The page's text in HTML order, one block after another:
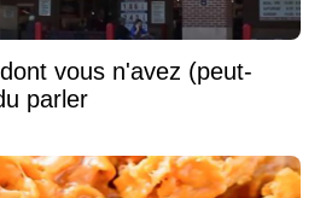
vous n'avez (peut-
parler